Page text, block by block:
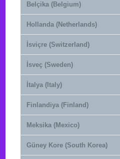
Belçika (Belgium)
Hollanda (Netherlands)
İsviçre (Switzerland)
İsveç (Sweden)
İtalya (Italy)
Finlandiya (Finland)
Meksika (Mexico)
Güney Kore (South Korea)